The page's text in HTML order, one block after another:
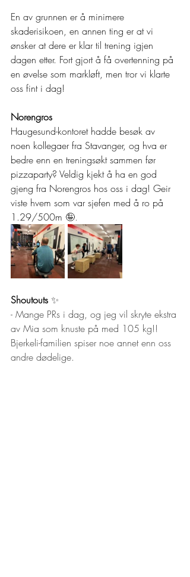
En av grunnen er å minimere
skaderisikoen, en annen ting er at vi
ønsker at dere er klar til trening igjen
dagen etter. Fort gjort å få overtenning på
en øvelse som markløft, men tror vi klarte
oss fint i dag!
Norengros
Haugesund-kontoret hadde besøk av
noen kollegaer fra Stavanger, og hva er
bedre enn en treningsøkt sammen før
pizzaparty? Veldig kjekt å ha en god
gjeng fra Norengros hos oss i dag! Geir
viste hvem som var sjefen med å ro på
1.29/500m 🤪.
Shoutouts ✨
- Mange PRs i dag, og jeg vil skryte ekstra
av Mia som knuste på med 105 kg!!
Bjerkeli-familien spiser noe annet enn oss
andre dødelige.